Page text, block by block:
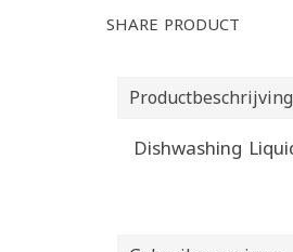
SHARE PRODUCT
Productbeschrijving